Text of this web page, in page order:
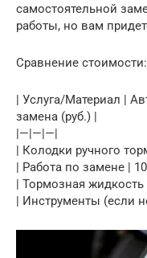
самостоятельной
работы, но вам
Сравнение стоимости:
| Услуга/Материал |
замена (руб.) |
|—|—|—|
| Колодки ручного
| Работа по замене |
| Тормозная жидкость
| Инструменты (если